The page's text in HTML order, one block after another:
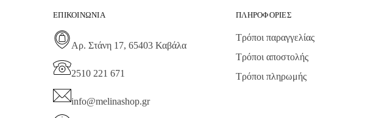
ΕΠΙΚΟΙΝΩΝΊΑ
Αρ. Στάνη 17, 65403 Καβάλα
2510 221 671
info@melinashop.gr
ΠΛΗΡΟΦΟΡΊΕΣ
Τρόποι παραγγελίας
Τρόποι αποστολής
Τρόποι πληρωμής